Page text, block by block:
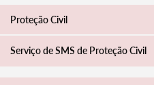
Proteção Civil
Serviço de SMS de Proteção Civil